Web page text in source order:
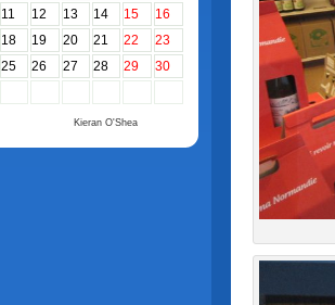
11 12 13 14 15
16
18 19 20 21 22
23
25 26 27 28 29
30
Kieran O'Shea